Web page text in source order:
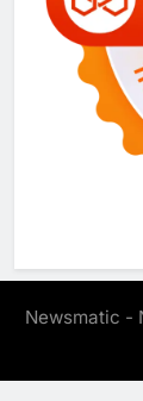
Newsmatic -